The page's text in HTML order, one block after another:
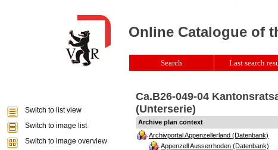
Ca.B26-049-04
(Unterserie)
Archive plan context
Archivportal Appenzellerland (Datenbank)
Appenzell Ausserrhoden (Datenbank)
Online Catalogue of
Search Last search
Switch to list view
Switch to image list
Switch to image overview